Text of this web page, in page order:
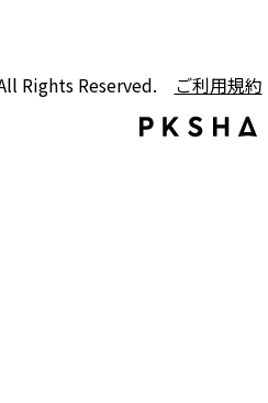
Rights Reserved. ご利用規約